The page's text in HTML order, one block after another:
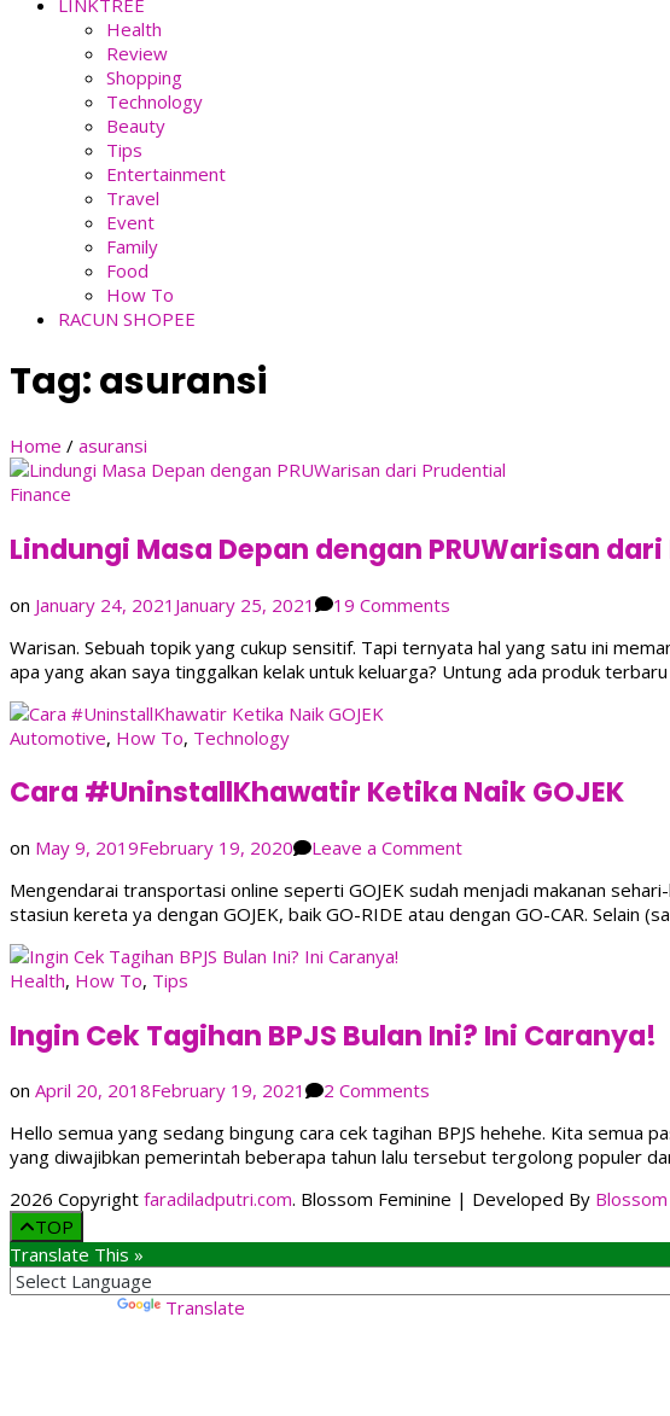
LINKTREE
Health
Review
Shopping
Technology
Beauty
Tips
Entertainment
Travel
Event
Family
Food
How To
RACUN SHOPEE
Tag:asuransi
Home / asuransi
Finance
Lindungi Masa Depan dengan PRUWarisan
on January 24, 2021 January 25, 2021 19 Comments
Masa
Depan
Warisan. Sebuah topik yang cukup sensitif. Tapi ternyata hal yang satu ini
apa yang akan saya tinggalkan kelak untuk keluarga? Untung ada produk
Automotive, How To, Technology
Cara #UninstallKhawatir Ketika Naik GOJEK
on May 9, 2019February 19, 2020 Leave a Commenton
#UninstallKhawatir
Ketika
Mengendarai transportasi online seperti GOJEK sudah menjadi makanan
stasiun kereta ya dengan GOJEK, baik GO-RIDE atau dengan GO-CAR. Selain
Health, How To, Tips
Ingin Cek Tagihan BPJS Bulan Ini? Ini Caranya!
on April 20, 2018February 19, 2021 2 Comments
Cek
Tagihan
Bulan
Hello semua yang sedang bingung cara cek tagihan BPJS hehehe. Kita semua
yang diwajibkan pemerintah beberapa tahun lalu tersebut tergolong populer
2026 Copyright faradiladputri.com. Blossom Feminine | Developed By
TOP
Translate This »
Translate